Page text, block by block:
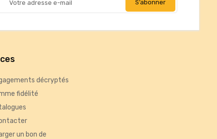
décryptés
fidélité
un bon de